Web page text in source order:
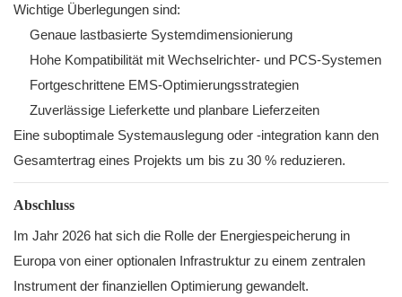
Wichtige Überlegungen sind:
Genaue lastbasierte Systemdimensionierung
Hohe Kompatibilität mit Wechselrichter- und PCS-Systemen
Fortgeschrittene EMS-Optimierungsstrategien
Zuverlässige Lieferkette und planbare Lieferzeiten
Eine suboptimale Systemauslegung oder -integration kann den
Gesamtertrag eines Projekts um bis zu 30 % reduzieren.
Abschluss
Im Jahr 2026 hat sich die Rolle der Energiespeicherung in
Europa von einer optionalen Infrastruktur zu einem zentralen
Instrument der finanziellen Optimierung gewandelt.